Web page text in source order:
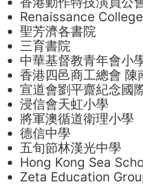
Renaissance
聖芳濟各書院
三育書院
中華基督教青年會小
香港四邑商工總會 陳
宣道會劉平齋紀念國
浸信會天虹小學
將軍澳循道衛理小學
德信中學
五旬節林漢光中學
Hong Kong Sea
Zeta Education